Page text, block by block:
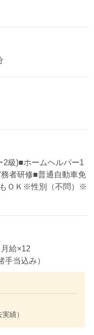
2級)■ホームヘルパー1
者研修■普通自動車免
ＯＫ※性別（不問）※
給×12
当込み）
績）